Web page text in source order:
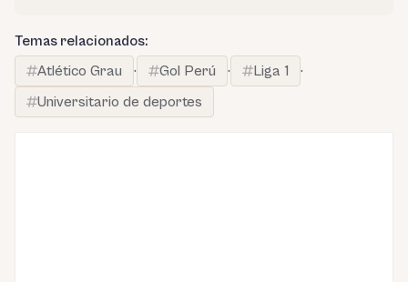
Temas relacionados:
Atlético Grau
· Gol Perú · Liga 1
·
Universitario de deportes